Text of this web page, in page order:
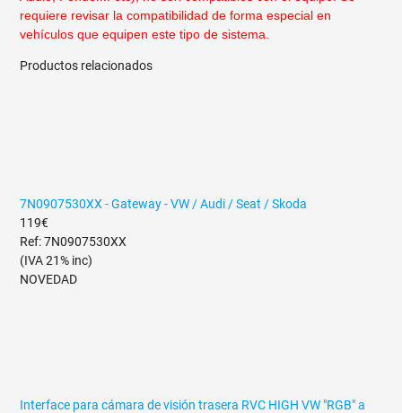
requiere revisar la compatibilidad de forma especial en
vehículos que equipen este tipo de sistema.
Productos relacionados
7N0907530XX - Gateway - VW / Audi / Seat / Skoda
119€
Ref: 7N0907530XX
(IVA 21% inc)
NOVEDAD
Interface para cámara de visión trasera RVC HIGH VW "RGB" a